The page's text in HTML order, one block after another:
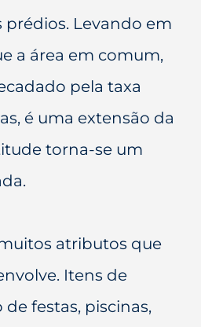
Levando em
a área em comum,
pela taxa
é uma extensão da
torna-se um
atributos que
Itens de
de festas, piscinas,